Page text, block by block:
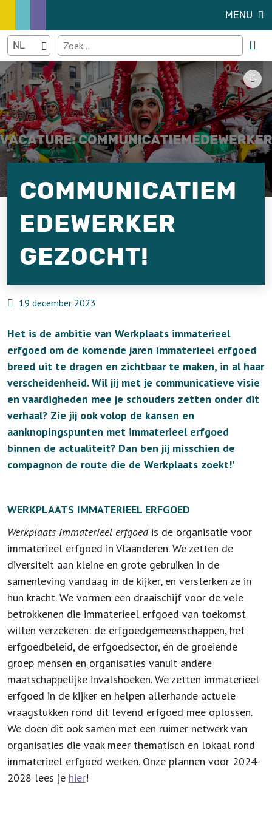
MENU
COMMUNICATIEM
EDEWERKER
GEZOCHT!
19 december 2023
Het is de ambitie van Werkplaats immaterieel
erfgoed om de komende jaren immaterieel erfgoed
breed uit te dragen en zichtbaar te maken, in al haar
verscheidenheid. Wil jij met je communicatieve visie
en vaardigheden mee je schouders zetten onder dit
verhaal? Zie jij ook volop de kansen en
aanknopingspunten met immaterieel erfgoed
binnen de actualiteit? Dan ben jij misschien de
compagnon de route die de Werkplaats zoekt!'
WERKPLAATS IMMATERIEEL ERFGOED
Werkplaats immaterieel erfgoed is de organisatie voor
immaterieel erfgoed in Vlaanderen. We zetten de
diversiteit aan kleine en grote gebruiken in de
samenleving vandaag in de kijker, en versterken ze in
hun kracht. We vormen een draaischijf voor de vele
betrokkenen die immaterieel erfgoed van toekomst
willen verzekeren: de erfgoedgemeenschappen, het
erfgoedbeleid, de erfgoedsector, én de groeiende
groep mensen en organisaties vanuit andere
maatschappelijke invalshoeken. We zetten immaterieel
erfgoed in de kijker en helpen allerhande actuele
vraagstukken rond dit levend erfgoed mee oplossen.
We doen dit ook samen met een ruimer netwerk van
organisaties die vaak meer thematisch en lokaal rond
immaterieel erfgoed werken. Onze plannen voor 2024-
2028 lees je hier!